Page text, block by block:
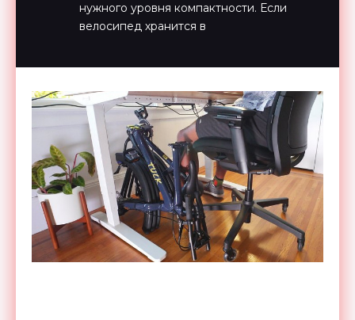
нужного уровня компактности. Если
велосипед хранится в